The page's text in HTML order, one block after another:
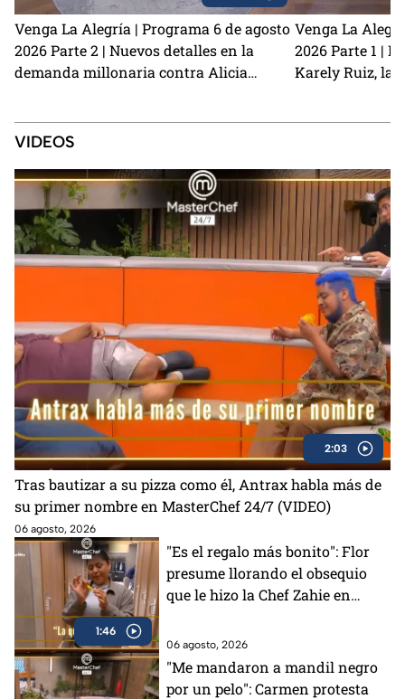
Venga La Alegría | Programa 6 de agosto
2026 Parte 2 | Nuevos detalles en la
demanda millonaria contra Alicia
2
Venga La
2026 Parte 1 |
Karely Ruiz, la
VIDEOS
2:03
Tras bautizar a su pizza como él, Antrax habla más de
su primer nombre en MasterChef 24/7 (VIDEO)
06 agosto, 2026
1:46
"Es el regalo más bonito": Flor
presume llorando el obsequio
que le hizo la Chef Zahie en
06 agosto, 2026
"Me mandaron a mandil negro
por un pelo": Carmen protesta